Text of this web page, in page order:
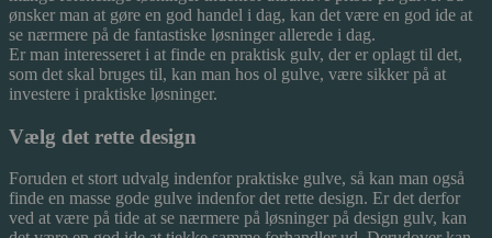
ønsker man at gøre en god handel i dag, kan det være en god ide at
se nærmere på de fantastiske løsninger allerede i dag.
Er man interesseret i at finde en praktisk gulv, der er oplagt til det,
som det skal bruges til, kan man hos ol gulve, være sikker på at
investere i praktiske løsninger.
Vælg det rette design
Foruden et stort udvalg indenfor praktiske gulve, så kan man også
finde en masse gode gulve indenfor det rette design. Er det derfor
ved at være på tide at se nærmere på løsninger på design gulv, kan